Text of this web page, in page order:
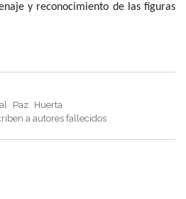
y reconocimiento de las figuras
Paz Huerta
a autores fallecidos